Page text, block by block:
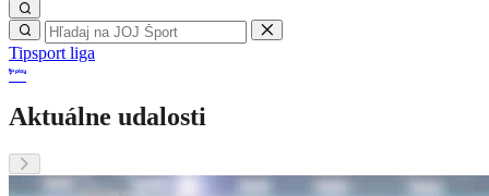
Tipsport liga
Aktuálne udalosti